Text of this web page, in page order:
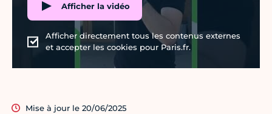
Afficher la vidéo
Afficher directement tous les contenus externes
et accepter les cookies pour Paris.fr.
Mise à jour le 20/06/2025